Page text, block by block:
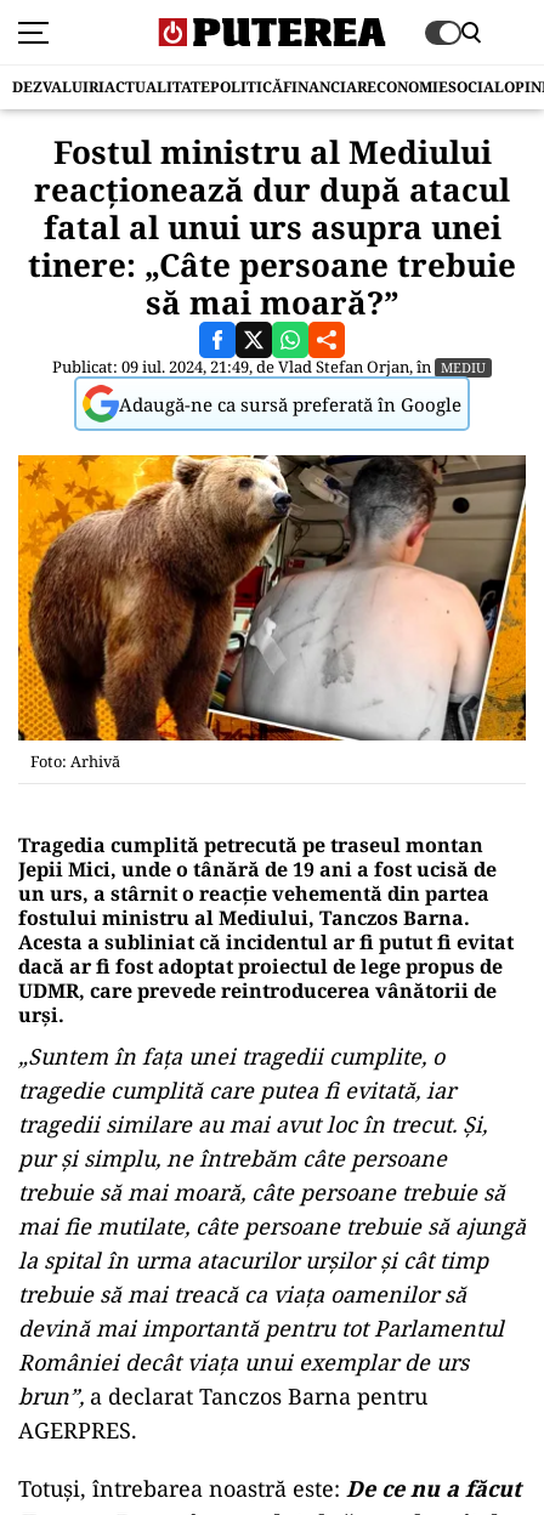
DEZVALUIRIACTUALITATEPOLITICĂFINANCIARECONOMIESOCIAL
Fostul ministru al Mediului
reacționează dur după atacul
fatal al unui urs asupra unei
tinere: „Câte persoane trebuie
să mai moară?”
Publicat: 09 iul. 2024, 21:49, deVlad Stefan Orjan, în MEDIU
Adaugă-ne ca sursă preferată în Google
Foto: Arhivă
Tragedia cumplită petrecută pe traseul montan
Jepii Mici, unde o tânără de 19 ani a fost ucisă de
un urs, a stârnit o reacție vehementă din partea
fostului ministru al Mediului, Tanczos Barna.
Acesta a subliniat că incidentul ar fi putut fi evitat
dacă ar fi fost adoptat proiectul de lege propus de
UDMR, care prevede reintroducerea vânătorii de
urși.
„Suntem în faţa unei tragedii cumplite, o
tragedie cumplită care putea fi evitată, iar
tragedii similare au mai avut loc în trecut. Şi,
pur şi simplu, ne întrebăm câte persoane
trebuie să mai moară, câte persoane trebuie să
mai fie mutilate, câte persoane trebuie să ajungă
la spital în urma atacurilor urşilor şi cât timp
trebuie să mai treacă ca viaţa oamenilor să
devină mai importantă pentru tot Parlamentul
României decât viaţa unui exemplar de urs
brun”, a declarat Tanczos Barna pentru
AGERPRES.
Totuși, întrebarea noastră este: De ce nu a făcut